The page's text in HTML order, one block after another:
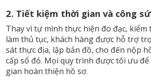
2. Tiết kiệm thời gian và công
Thay vì tự mình thực hiện đo đạc, kiểm
làm thủ tục, khách hàng được hỗ trợ
sát thực địa, lập bản đồ, cho đến nộp
cấp sổ đỏ. Mọi quy trình được tối ưu
gian hoàn thiện hồ sơ.